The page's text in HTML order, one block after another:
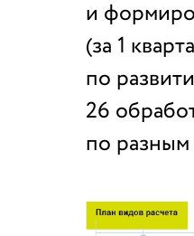
и
(за 1
по
26
по разным